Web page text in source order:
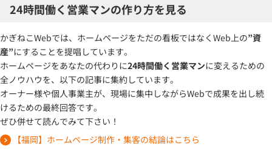
24時間働く営業マンの作り方を見る
かぎねこWebでは、ホームページをただの看板ではなくWeb上の”資
産”にすることを提唱しています。
ホームページをあなたの代わりに24時間働く営業マンに変えるための
全ノウハウを、以下の記事に集約しています。
オーナー様や個人事業主が、現場に集中しながらWebで成果を出し続
けるための最終回答です。
ぜひ併せて読んでみて下さい！
【福岡】ホームページ制作・集客の結論はこちら